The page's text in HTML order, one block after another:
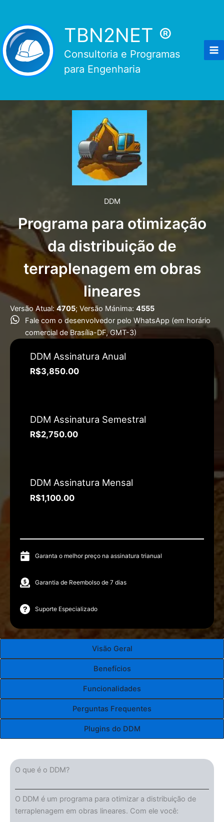
conteúdo
TBN2NET ®
Consultoria e Programas
para Engenharia
DDM
Programa para otimização
da distribuição de
terraplenagem em obras
lineares
Versão Atual: 4705; Versão Mánima: 4555
Fale com o desenvolvedor pelo WhatsApp (em horário
comercial de Brasília-DF, GMT-3)
DDM Assinatura Anual
R$3,850.00
DDM Assinatura Semestral
R$2,750.00
DDM Assinatura Mensal
R$1,100.00
Garanta o melhor preço na assinatura trianual
Garantia de Reembolso de 7 dias
Suporte Especializado
Visão Geral
Benefícios
Funcionalidades
Perguntas Frequentes
Plugins do DDM
O que é o DDM?
O DDM é um programa para otimizar a distribuição de
terraplenagem em obras lineares. Com ele você: